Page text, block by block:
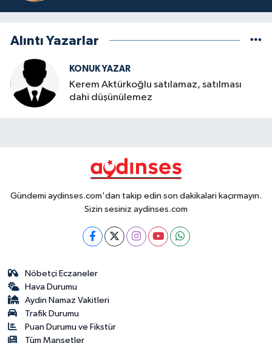
Alıntı Yazarlar
KONUK YAZAR
Kerem Aktürkoğlu satılamaz, satılması
dahi düşünülemez
Gündemi aydinses.com'dan takip edin son dakikalari kaçırmayın.
Sizin sesiniz aydinses.com
Nöbetçi Eczaneler
Hava Durumu
Aydin Namaz Vakitleri
Trafik Durumu
Puan Durumu ve Fikstür
Tüm Manşetler